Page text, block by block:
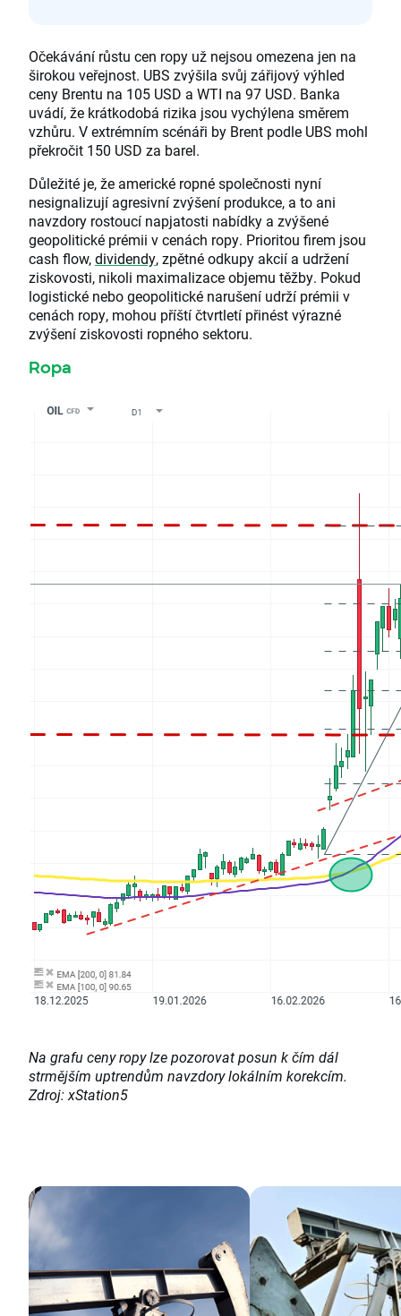
Očekávání růstu cen ropy už nejsou omezena jen na
širokou veřejnost. UBS zvýšila svůj zářijový výhled
ceny Brentu na 105 USD a WTI na 97 USD. Banka
uvádí, že krátkodobá rizika jsou vychýlena směrem
vzhůru. V extrémním scénáři by Brent podle UBS mohl
překročit 150 USD za barel.
Důležité je, že americké ropné společnosti nyní
nesignalizují agresivní zvýšení produkce, a to ani
navzdory rostoucí napjatosti nabídky a zvýšené
geopolitické prémii v cenách ropy. Prioritou firem jsou
cash flow,dividendy, zpětné odkupy akcií a udržení
ziskovosti, nikoli maximalizace objemu těžby. Pokud
logistické nebo geopolitické narušení udrží prémii v
cenách ropy, mohou příští čtvrtletí přinést výrazné
zvýšení ziskovosti ropného sektoru.
Ropa
Na grafu ceny ropy lze pozorovat posun k čím dál
strmějším uptrendům navzdory lokálním korekcím.
Zdroj: xStation5